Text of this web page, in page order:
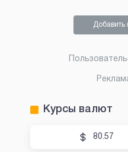
Добавить
Курсы валют
80.57